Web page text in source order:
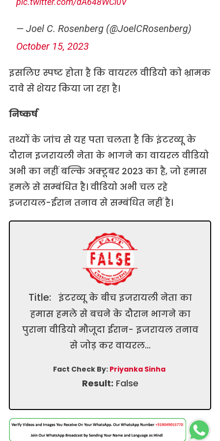
— Joel C. Rosenberg (@JoelCRosenberg)
October 15, 2023
इसलिए स्पष्ट होता है कि वायरल वीडियो को भ्रामक
दावे से शेयर किया जा रहा है।
निष्कर्ष
तथ्यों के जांच से यह पता चलता है कि इंटरव्यू के
दौरान इजरायली नेता के भागने का वायरल वीडियो
अभी का नहीं बल्कि अक्टूबर 2023 का है, जो हमास
हमले से सम्बंधित है। वीडियो अभी चल रहे
इजरायल-ईरान तनाव से सम्बंधित नहीं है।
Title:
इंटरव्यू के बीच इजरायली नेता का
हमास हमले से बचने के दौरान भागने का
पुराना वीडियो मौजूदा ईरान- इजरायल तनाव
से जोड़ कर वायरल…
Fact Check By: Priyanka Sinha
Result: False